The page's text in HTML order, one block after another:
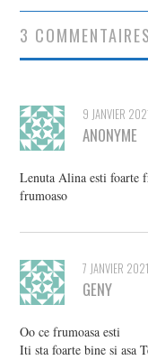
3 COMMENTAIRES
9 JANVIER
ANONYME
Lenuta Alina esti foarte
frumoaso
7 JANVIER 2021
GENY
Oo ce frumoasa esti
Iti sta foarte bine si asa